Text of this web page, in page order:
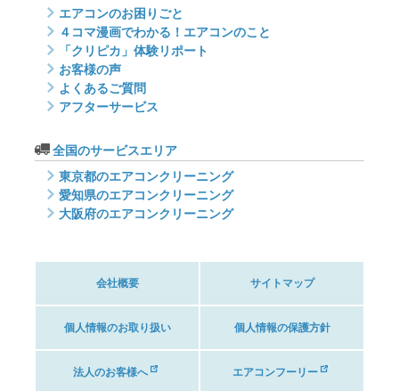
エアコンのお困りごと
４コマ漫画でわかる！エアコンのこと
「クリピカ」体験リポート
お客様の声
よくあるご質問
アフターサービス
全国のサービスエリア
東京都のエアコンクリーニング
愛知県のエアコンクリーニング
大阪府のエアコンクリーニング
会社概要 サイトマップ
個人情報のお取り扱い 個人情報の保護方針
法人のお客様へ エアコンフーリー